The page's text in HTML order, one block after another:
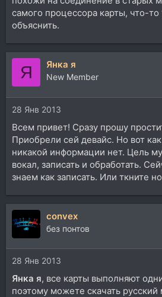
самого процессора карты, что-
объяснить.
Я Янка я
New Member
28 Янв 2013
Всем привет! Сразу прошу
Приобрели сей девайс. Но вот
никакой информации нет. Цель
вокал, записать и обработать.
знаем как записать. Или ткните
convex
без понтов
28 Янв 2013
Янка я, все карты выполняют
поэтому можете скачать